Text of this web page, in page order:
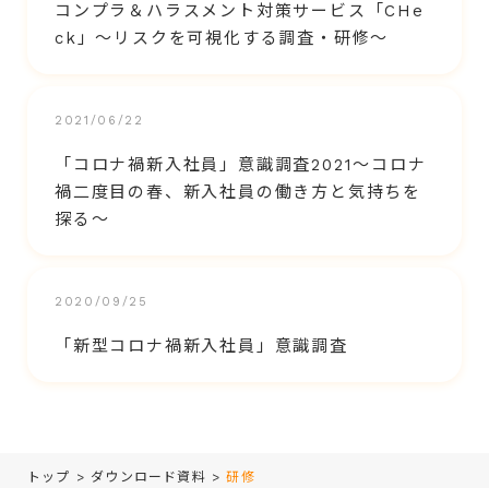
コンプラ＆ハラスメント対策サービス「CHe
ck」～リスクを可視化する調査・研修～
2021/06/22
「コロナ禍新入社員」意識調査2021～コロナ
禍二度目の春、新入社員の働き方と気持ちを
探る～
2020/09/25
「新型コロナ禍新入社員」意識調査
トップ > ダウンロード資料 >研修